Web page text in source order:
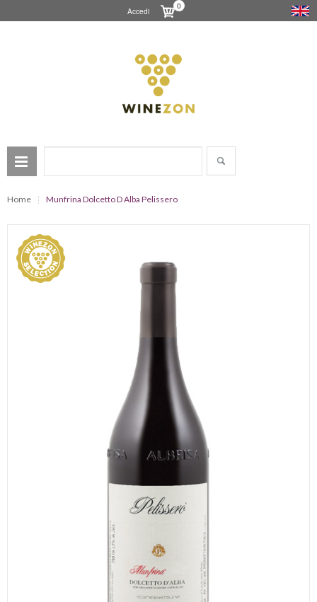
Accedi
0
Home Munfrina Dolcetto D Alba Pelissero